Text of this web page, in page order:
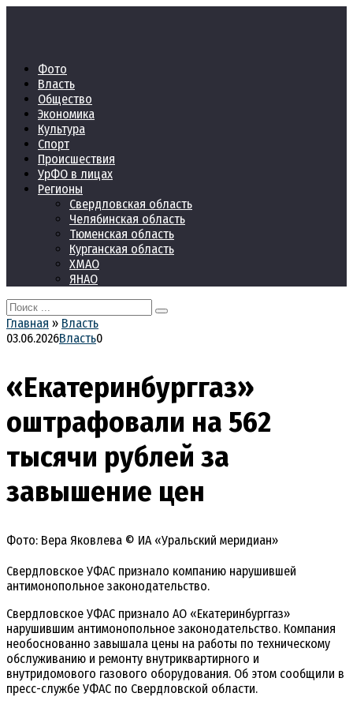
Фото
Власть
Общество
Экономика
Культура
Спорт
Происшествия
УрФО в лицах
Регионы
Свердловская область
Челябинская область
Тюменская область
Курганская область
ХМАО
ЯНАО
Search
for:
Главная » Власть
03.06.2026Власть0
«Екатеринбурггаз»
оштрафовали на 562
тысячи рублей за
завышение цен
Фото: Вера Яковлева © ИА «Уральский меридиан»
Свердловское УФАС признало компанию нарушившей
антимонопольное законодательство.
Свердловское УФАС признало АО «Екатеринбурггаз»
нарушившим антимонопольное законодательство. Компания
необоснованно завышала цены на работы по техническому
обслуживанию и ремонту внутриквартирного и
внутридомового газового оборудования. Об этом сообщили в
пресс-службе УФАС по Свердловской области.